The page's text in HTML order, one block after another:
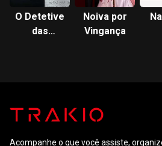
O Detetive
das
Noiva por
Vingança
Acompanhe o que você assiste,